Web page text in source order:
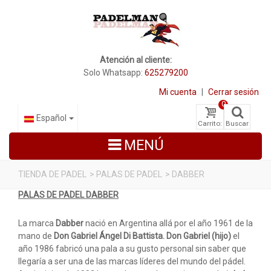
Atención al cliente:
Solo Whatsapp: 625279200
Mi cuenta Cerrar sesión
Carrito:
0
Buscar
Español
MENÚ
PALAS DE PADEL
ZAPATILLAS DE PADEL
PALETEROS
TIENDA DE PADEL > PALAS DE PADEL > DABBER
PALAS DE PADEL DABBER
La marca Dabbernació en Argentina allá por el año 1961 de la
mano de Don Gabriel Ángel Di Battista. Don Gabriel (hijo)el
año 1986 fabricó una pala a su gusto personal sin saber que
llegaría a ser una de las marcas líderes del mundo del pádel.